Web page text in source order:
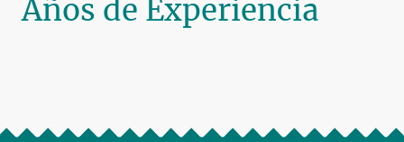
Años de Experiencia